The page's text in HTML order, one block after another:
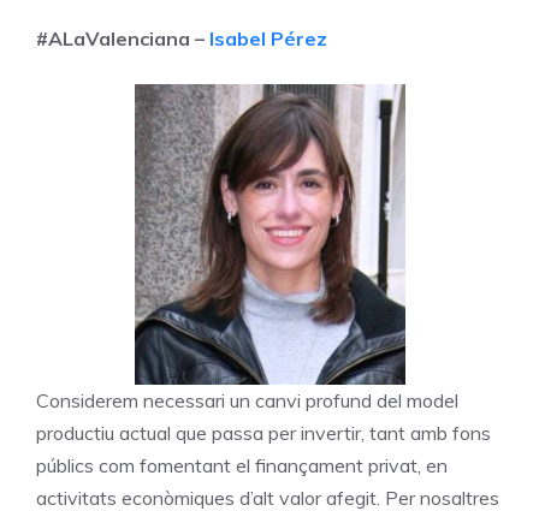
#ALaValenciana – Isabel Pérez
Considerem necessari un canvi profund del model
productiu actual que passa per invertir, tant amb fons
públics com fomentant el finançament privat, en
activitats econòmiques d’alt valor afegit. Per nosaltres